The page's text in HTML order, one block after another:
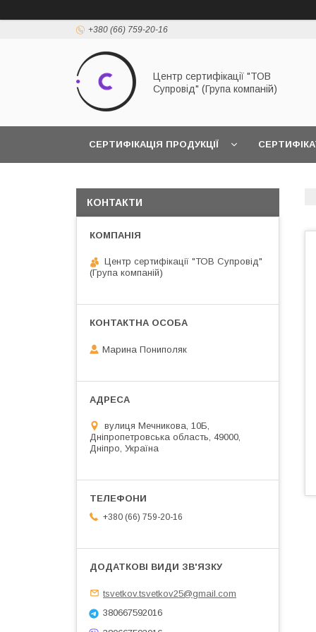
+380 (66) 759-20-16
Центр сертифікації "ТОВ
Супровід" (Група компаній)
СЕРТИФІКАЦІЯ ПРОДУКЦІЇ
КОНТАКТИ
Центр сертифікації "ТОВ Супровід"
(Група компаній)
Марина Пониполяк
вулиця Мечникова, 10Б,
Дніпропетровська область, 49000,
Дніпро, Україна
+380 (66) 759-20-16
tsvetkov.tsvetkov25@gmail.com
380667592016